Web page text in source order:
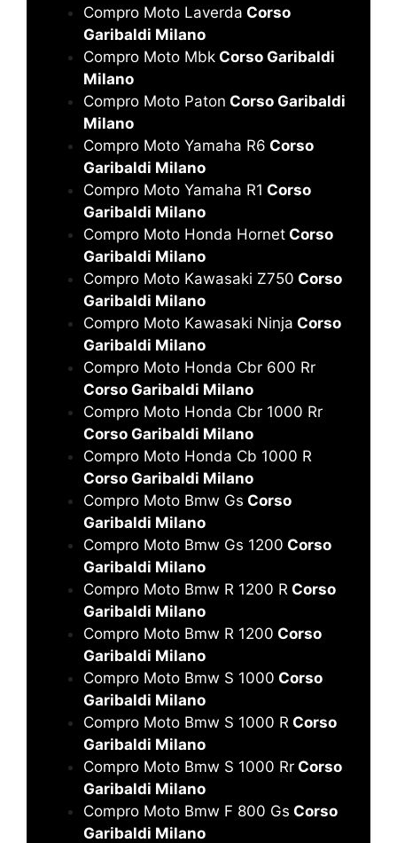
Compro Moto Laverda Corso
Garibaldi Milano
Compro Moto Mbk Corso Garibaldi
Milano
Compro Moto Paton Corso Garibaldi
Milano
Compro Moto Yamaha R6 Corso
Garibaldi Milano
Compro Moto Yamaha R1 Corso
Garibaldi Milano
Compro Moto Honda Hornet Corso
Garibaldi Milano
Compro Moto Kawasaki Z750 Corso
Garibaldi Milano
Compro Moto Kawasaki Ninja Corso
Garibaldi Milano
Compro Moto Honda Cbr 600 Rr
Corso Garibaldi Milano
Compro Moto Honda Cbr 1000 Rr
Corso Garibaldi Milano
Compro Moto Honda Cb 1000 R
Corso Garibaldi Milano
Compro Moto Bmw Gs Corso
Garibaldi Milano
Compro Moto Bmw Gs 1200 Corso
Garibaldi Milano
Compro Moto Bmw R 1200 R Corso
Garibaldi Milano
Compro Moto Bmw R 1200 Corso
Garibaldi Milano
Compro Moto Bmw S 1000 Corso
Garibaldi Milano
Compro Moto Bmw S 1000 R Corso
Garibaldi Milano
Compro Moto Bmw S 1000 Rr Corso
Garibaldi Milano
Compro Moto Bmw F 800 Gs Corso
Garibaldi Milano